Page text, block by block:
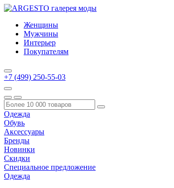
Женщины
Мужчины
Интерьер
Покупателям
+7 (499) 250-55-03
Одежда
Обувь
Аксессуары
Бренды
Новинки
Скидки
Специальное предложение
Одежда